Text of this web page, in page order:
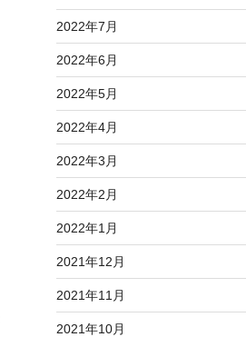
2022年7月
2022年6月
2022年5月
2022年4月
2022年3月
2022年2月
2022年1月
2021年12月
2021年11月
2021年10月